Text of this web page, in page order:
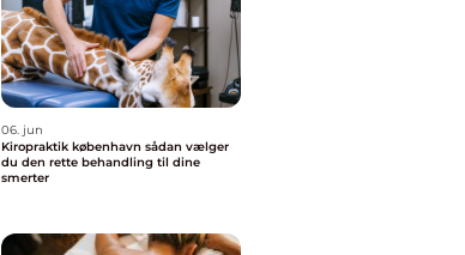
06. jun
Kiropraktik københavn sådan vælger
du den rette behandling til dine
smerter